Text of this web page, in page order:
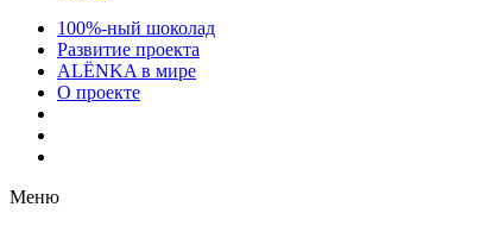
100%-ный шоколад
Развитие проекта
ALЁNKA в мире
О проекте
Меню